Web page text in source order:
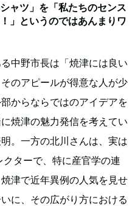
ャツ」を「私たちのセンス
」というのではあんまりワ
中野市長は「焼津には良い
のアピールが得意な人が少
からならではのアイデアを
焼津の魅力発信を考えてい
。一方の北川さんは、実は
ターで、特に産官学の連
津で近年異例の人気を見せ
に、その広がり方における